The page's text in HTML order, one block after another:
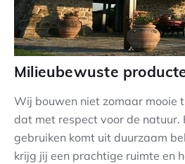
Milieubewuste
Wij bouwen niet zomaar mooie
dat met respect voor de natuur.
gebruiken komt uit duurzaam
krijg jij een prachtige ruimte en